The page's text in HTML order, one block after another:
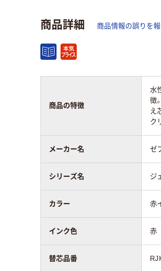
アスクル商品環境
スコア
商品詳細 商品情報の誤りを
商品の特徴
水
徴
え
ク
メーカー名 ゼ
シリーズ名 ジ
カラー 赤
インク色 赤
替芯品番